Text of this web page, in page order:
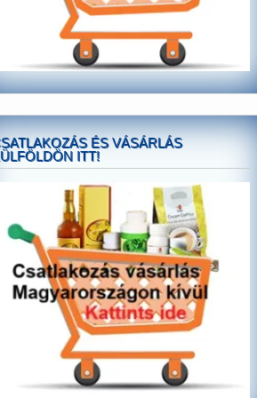
ÉS VÁSÁRLÁS
ITT!